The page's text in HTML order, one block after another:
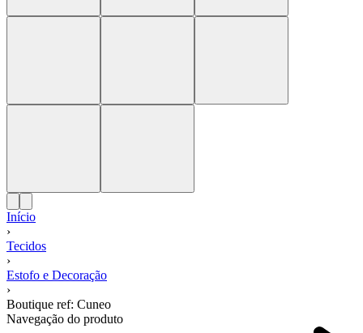
Início
›
Tecidos
›
Estofo e Decoração
›
Boutique ref: Cuneo
Navegação do produto